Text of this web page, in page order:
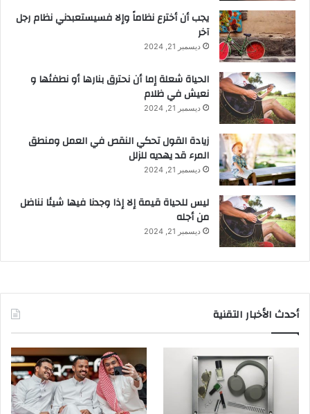
يجب أن أخترع نظاماً وإلا فسيستعبدني نظام رجل
آخر
ديسمبر 21, 2024
الحياة شعلة إما أن نحترق بنارها أو نطفئها و
نعيش في ظلام
ديسمبر 21, 2024
زيادة القول تحكي النقص في العمل ومنطق
المرء قد يهديه للزلل
ديسمبر 21, 2024
ليس للحياة قيمة إلا إذا وجدنا فيها شيئا نناضل
من أجله
ديسمبر 21, 2024
أحدث الأخبار التقنية